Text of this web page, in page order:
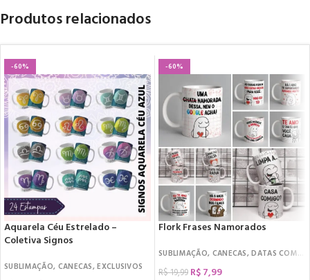
Produtos relacionados
-60%
Aquarela Céu Estrelado –
Coletiva Signos
SUBLIMAÇÃO, CANECAS,EXCLUSIVOS
-60%
Flork Frases Namorados
SUBLIMAÇÃO, CANECAS,DATAS COMEMORATIVAS
R$19,99 R$7,99